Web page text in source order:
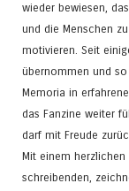
wieder bewiesen,
und die Menschen zu
motivieren. Seit
übernommen und
Memoria in
das Fanzine weiter
darf mit Freude
Mit einem
schreibenden,